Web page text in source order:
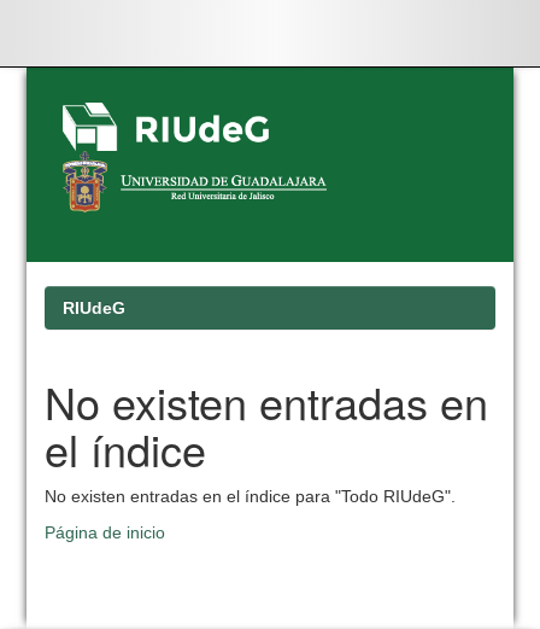
Skip
navigation
RIUdeG
No existen entradas en
el índice
No existen entradas en el índice para "Todo RIUdeG".
Página de inicio